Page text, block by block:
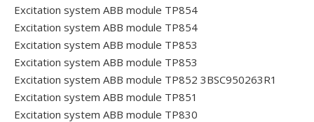
Excitation system ABB module TP854
Excitation system ABB module TP854
Excitation system ABB module TP853
Excitation system ABB module TP853
Excitation system ABB module TP852 3BSC950263R1
Excitation system ABB module TP851
Excitation system ABB module TP830